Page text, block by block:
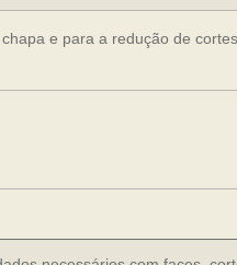
e para a redução de